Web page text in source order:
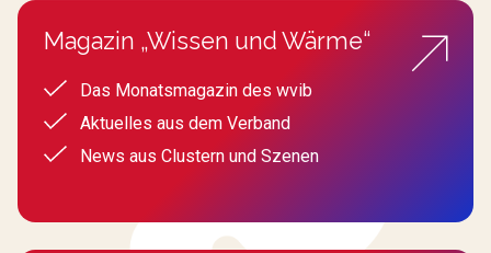
Magazin „Wissen und Wärme“
Das Monatsmagazin des wvib
Aktuelles aus dem Verband
News aus Clustern und Szenen